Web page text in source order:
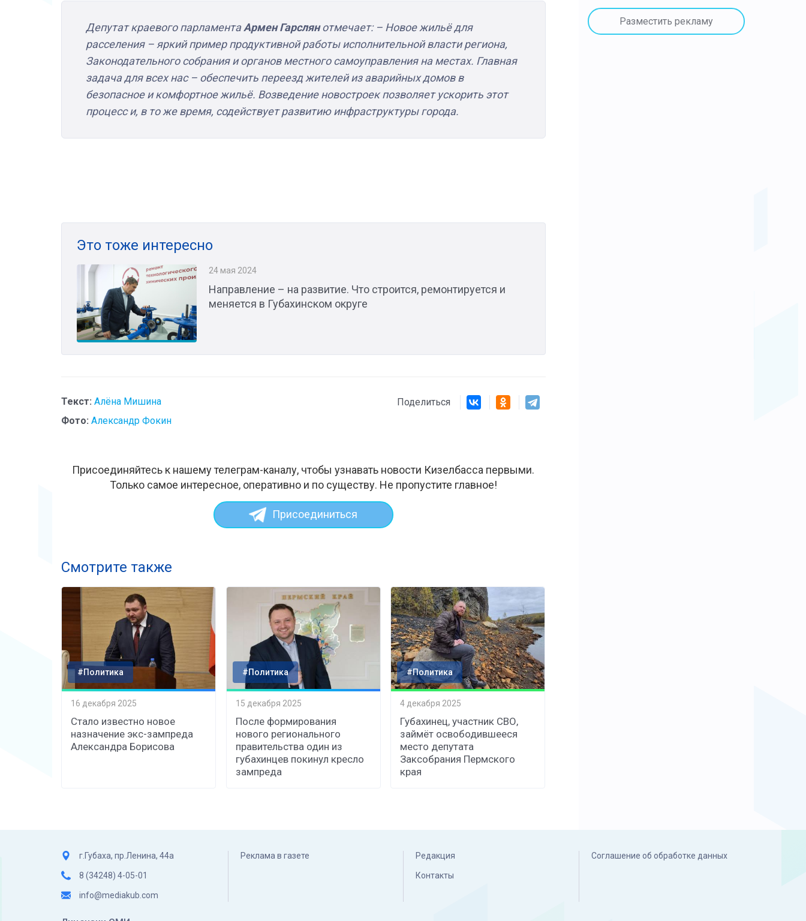
Депутат краевого парламентаАрмен Гарслянотмечает: – Новое жильё для
расселения – яркий пример продуктивной работы исполнительной власти региона,
Законодательного собрания и органов местного самоуправления на местах. Главная
задача для всех нас – обеспечить переезд жителей из аварийных домов в
безопасное и комфортное жильё. Возведение новостроек позволяет ускорить этот
процесс и, в то же время, содействует развитию инфраструктуры города.
Это тоже интересно
24 мая 2024
Направление – на развитие. Что строится, ремонтируется и
меняется в Губахинском округе
Текст: Алёна Мишина
Фото: Александр Фокин
Поделиться
Присоединяйтесь к нашему телеграм-каналу, чтобы узнавать новости Кизелбасса первыми.
Только самое интересное, оперативно и по существу. Не пропустите главное!
Присоединиться
Смотрите также
#Политика
16 декабря 2025
Стало известно новое
назначение экс-зампреда
Александра Борисова
#Политика
15 декабря 2025
После формирования
нового регионального
правительства один из
губахинцев покинул кресло
зампреда
#Политика
4 декабря 2025
Губахинец, участник СВО,
займёт освободившееся
место депутата
Заксобрания Пермского
края
Разместить рекламу
г.Губаха, пр.Ленина, 44а
8 (34248) 4-05-01
info@mediakub.com
Реклама в газете Редакция
Контакты
Соглашение об обработке данных